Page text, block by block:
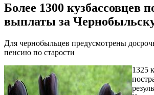
Более 1300 кузбассовцев
выплаты за
Для чернобыльцев предусмотрены
пенсию по старости
1325